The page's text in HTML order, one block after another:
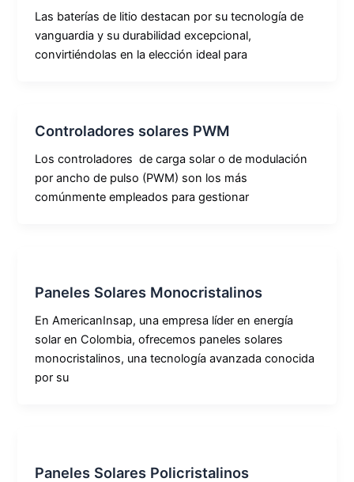
Las baterías de litio destacan por su tecnología de
vanguardia y su durabilidad excepcional,
convirtiéndolas en la elección ideal para
Controladores solares PWM
Los controladores de carga solar o de modulación
por ancho de pulso (PWM) son los más
comúnmente empleados para gestionar
Paneles Solares Monocristalinos
En AmericanInsap, una empresa líder en energía
solar en Colombia, ofrecemos paneles solares
monocristalinos, una tecnología avanzada conocida
por su
Paneles Solares Policristalinos